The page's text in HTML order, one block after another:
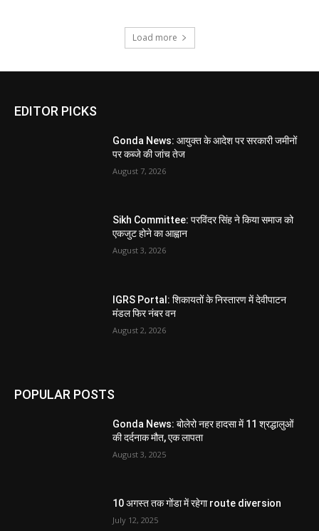
Load more
EDITOR PICKS
Gonda News: आयुक्त के आदेश पर सरकारी जमीनों
पर कब्जे की जांच तेज
August 7, 2026
Sikh Committee: परविंदर सिंह ने किया समाज को
एकजुट होने का आह्वान
August 3, 2026
IGRS Portal: शिकायतों के निस्तारण में देवीपाटन
मंडल फिर नंबर वन
August 2, 2026
POPULAR POSTS
Gonda News: बोलेरो नहर हादसा में 11 श्रद्धालुओं
की दर्दनाक मौत, एक लापता
August 3, 2025
10 अगस्त तक गोंडा में रहेगा route diversion
July 12, 2025